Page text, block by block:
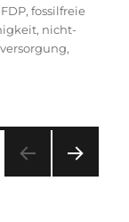
FDP,fossilfreie
, nicht-
,